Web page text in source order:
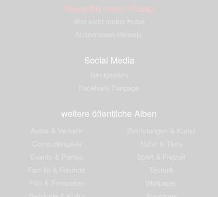
Dieses Bild melden (Abuse)
Social Media
weitere öffentliche Alben